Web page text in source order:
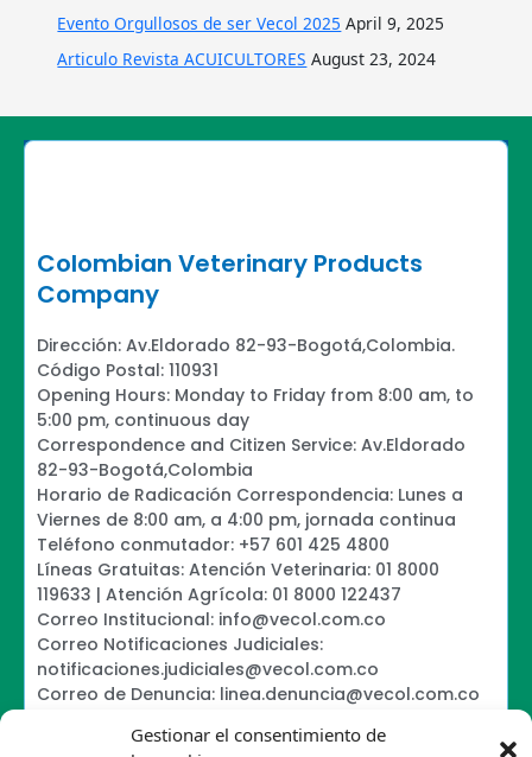
Gestionar el consentimiento de
Evento Orgullosos de ser Vecol 2025 April 9, 2025
Articulo Revista ACUICULTORES August 23, 2024
Colombian Veterinary Products
Company
Dirección: Av.Eldorado 82-93-Bogotá,Colombia.
Código Postal: 110931
Opening Hours: Monday to Friday from 8:00 am, to
5:00 pm, continuous day
Correspondence and Citizen Service: Av.Eldorado
82-93-Bogotá,Colombia
Horario de Radicación Correspondencia: Lunes a
Viernes de 8:00 am, a 4:00 pm, jornada continua
Teléfono conmutador: +57 601 425 4800
Líneas Gratuitas: Atención Veterinaria: 01 8000
119633 | Atención Agrícola: 01 8000 122437
Correo Institucional: info@vecol.com.co
Correo Notificaciones Judiciales:
notificaciones.judiciales@vecol.com.co
Correo de Denuncia: linea.denuncia@vecol.com.co